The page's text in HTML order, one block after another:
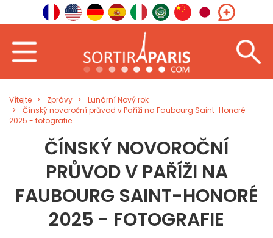
Vítejte Zprávy
Lunární Nový rok
Čínský novoroční průvod v Paříži na Faubourg Saint-Honoré
2025 - fotografie
ČÍNSKÝ NOVOROČNÍ
PRŮVOD V PAŘÍŽI NA
FAUBOURG SAINT-HONORÉ
2025 - FOTOGRAFIE